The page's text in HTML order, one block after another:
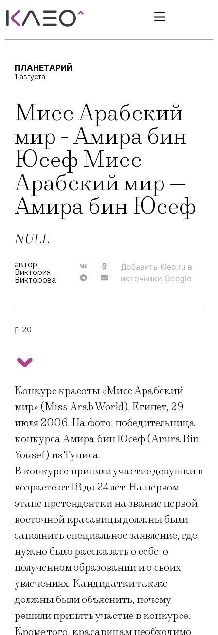
ПЛАНЕТАРИЙ
1 августа
Мисс Арабский
мир - Амира бин
Юсеф Мисс
Арабский мир —
Амира бин Юсеф
NULL
автор
Виктория
Викторова
Добавить Kleo.ru в
источники Google
20
Конкурс красоты «Мисс Арабский
мир» (Miss Arab World), Египет, 29
июля 2006. На фото: победительница
конкурса Амира бин Юсеф (Amira Bin
Yousef) из Туниса.
В конкурсе приняли участие девушки в
возрасте от 18 до 24 лет. На первом
этапе претендентки на звание первой
восточной красавицы должны были
заполнить специальное заявление, где
нужно было рассказать о себе, о
полученном образовании и о своих
увлечениях. Кандидатки также
должны были объяснить, почему
решили принять участие в конкурсе.
Кроме того, красавицам необходимо